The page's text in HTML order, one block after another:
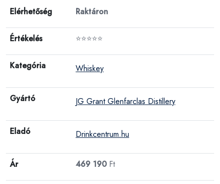
Elérhetőség Raktáron
Értékelés ⭐⭐⭐⭐⭐
Kategória Whiskey
Gyártó JG Grant Glenfarclas Distillery
Eladó Drinkcentrum.hu
Ár 469 190Ft